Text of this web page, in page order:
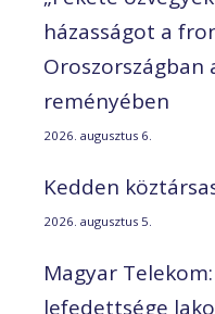
házasságot a
Oroszországban
reményében
2026. augusztus 6.
Kedden
2026. augusztus 5.
Magyar
lefedettsége